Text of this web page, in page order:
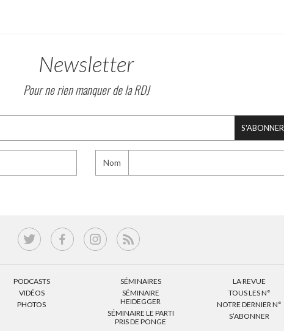
Newsletter
Pour ne rien manquer de la RDJ
S'ABONNER
Nom
PODCASTS
VIDÉOS
PHOTOS
SÉMINAIRES
SÉMINAIRE
HEIDEGGER
SÉMINAIRE LE PARTI
PRIS DE PONGE
LA REVUE
TOUS LES N°
NOTRE DERNIER N°
S’ABONNER